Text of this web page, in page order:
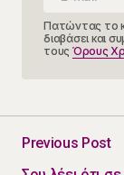
Πατώντας το
διαβάσει και
τους Όρους
Previous Post